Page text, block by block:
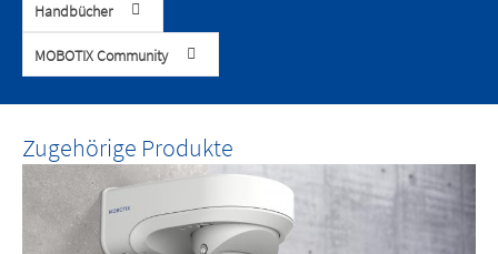
Handbücher
MOBOTIX Community
Zugehörige Produkte